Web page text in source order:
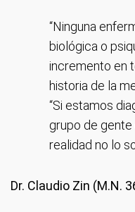
“Ninguna
biológica o
incremento en
historia de la
“Si estamos
grupo de
realidad no lo
Dr. Claudio Zin (M.N.